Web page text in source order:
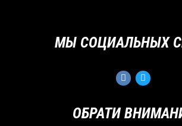
ОБРАТИ
МЫ СОЦИАЛЬНЫХ